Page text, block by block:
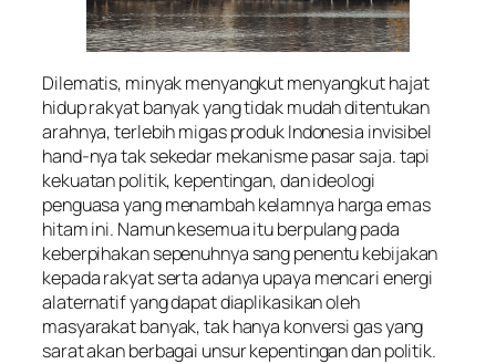
Dilematis, minyak menyangkut menyangkut hajat
hidup rakyat banyak yang tidak mudah ditentukan
arahnya, terlebih migas produk Indonesia invisibel
hand-nya tak sekedar mekanisme pasar saja. tapi
kekuatan politik, kepentingan, dan ideologi
penguasa yang menambah kelamnya harga emas
hitam ini. Namun kesemua itu berpulang pada
keberpihakan sepenuhnya sang penentu kebijakan
kepada rakyat serta adanya upaya mencari energi
alaternatif yang dapat diaplikasikan oleh
masyarakat banyak, tak hanya konversi gas yang
sarat akan berbagai unsur kepentingan dan politik.